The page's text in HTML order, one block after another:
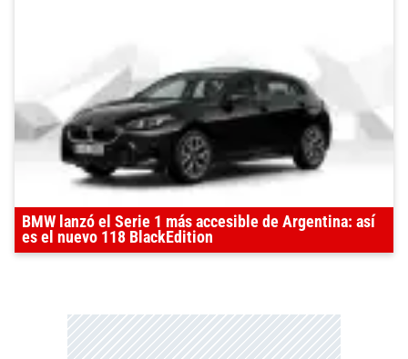
BMW lanzó el Serie 1 más accesible de Argentina: así
es el nuevo 118 BlackEdition